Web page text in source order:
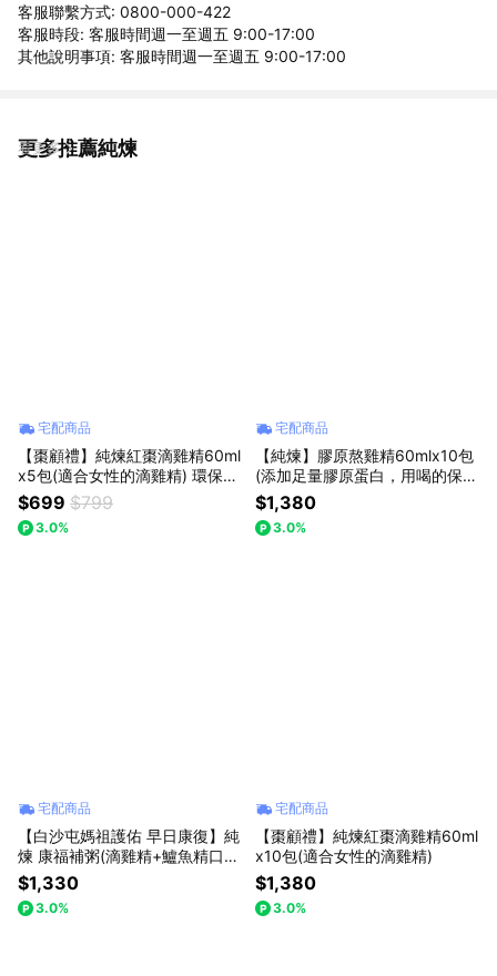
客服聯繫方式: 0800-000-422
客服時段: 客服時間週一至週五 9:00-17:00
其他說明事項: 客服時間週一至週五 9:00-17:00
更多推薦純煉
看更多
宅配商品
【棗顧禮】純煉紅棗滴雞精60ml
x5包(適合女性的滴雞精) 環保無
盒包裝
$699 $799
3.0%
宅配商品
【純煉】膠原熬雞精60mlx10包
(添加足量膠原蛋白，用喝的保養
品)
$1,380
3.0%
宅配商品
【白沙屯媽祖護佑 早日康復】純
煉 康福補粥(滴雞精+鱸魚精口
味)x1盒+(純素褐藻口味)x1盒
+贈白沙屯媽祖提袋x1個
$1,330
3.0%
宅配商品
【棗顧禮】純煉紅棗滴雞精60ml
x10包(適合女性的滴雞精)
$1,380
3.0%